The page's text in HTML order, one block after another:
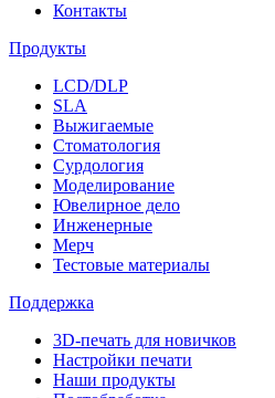
Контакты
Продукты
LCD/DLP
SLA
Выжигаемые
Стоматология
Сурдология
Моделирование
Ювелирное дело
Инженерные
Мерч
Тестовые материалы
Поддержка
3D-печать для новичков
Настройки печати
Наши продукты